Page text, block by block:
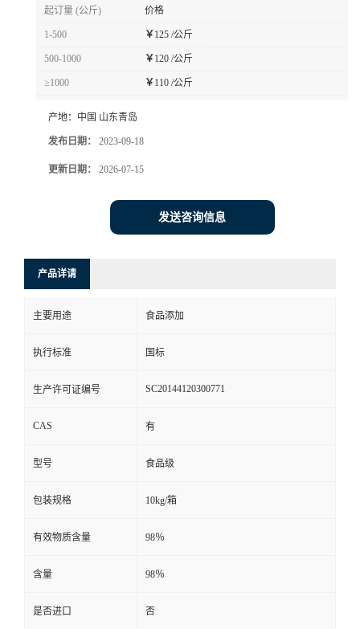
起订量 (公斤) 价格
1-500 ￥ 125 /公斤
500-1000 ￥ 120 /公斤
≥1000 ￥ 110 /公斤
产地： 中国 山东青岛
发布日期： 2023-09-18
更新日期： 2026-07-15
发送咨询信息
产品详请
主要用途 食品添加
执行标准 国标
生产许可证编号 SC20144120300771
CAS 有
型号 食品级
包装规格 10kg/箱
有效物质含量 98％
含量 98％
是否进口 否